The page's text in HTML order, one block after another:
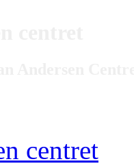
centret